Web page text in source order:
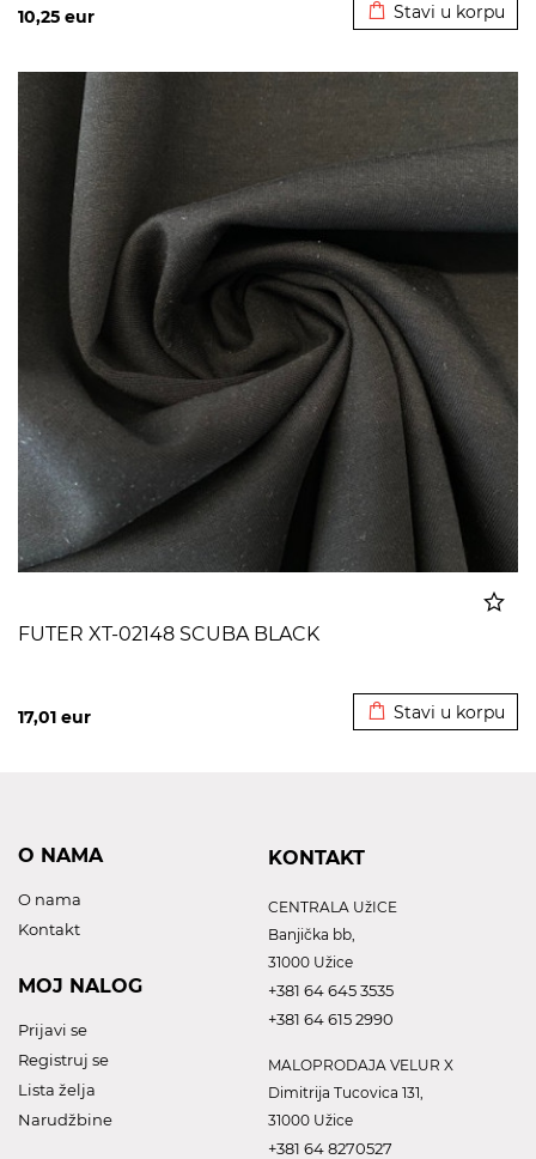
10,25 eur Stavi u korpu
FUTER XT-02148 SCUBA BLACK
17,01 eur Stavi u korpu
O NAMA
O nama
Kontakt
MOJ NALOG
Prijavi se
Registruj se
Lista želja
Narudžbine
KONTAKT
CENTRALA UžICE
Banjička bb,
31000 Užice
+381 64 645 3535
+381 64 615 2990
MALOPRODAJA VELUR X
Dimitrija Tucovica 131,
31000 Užice
+381 64 8270527